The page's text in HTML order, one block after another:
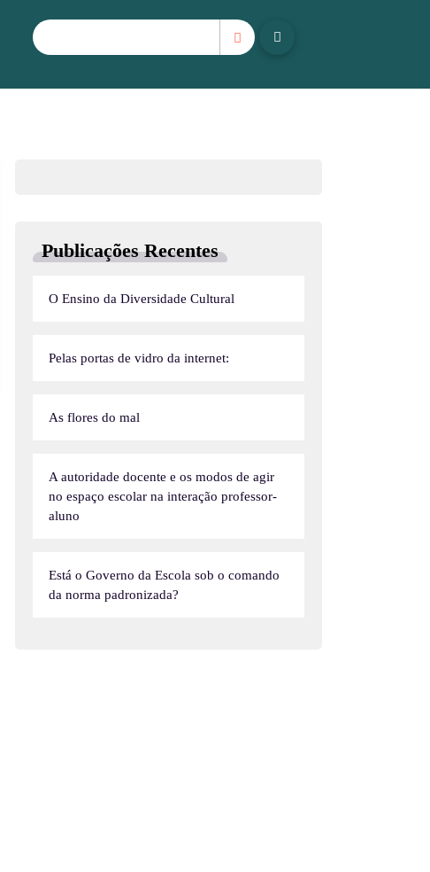
Publicações Recentes
O Ensino da Diversidade Cultural
Pelas portas de vidro da internet:
As flores do mal
A autoridade docente e os modos de agir
no espaço escolar na interação professor-
aluno
Está o Governo da Escola sob o comando
da norma padronizada?